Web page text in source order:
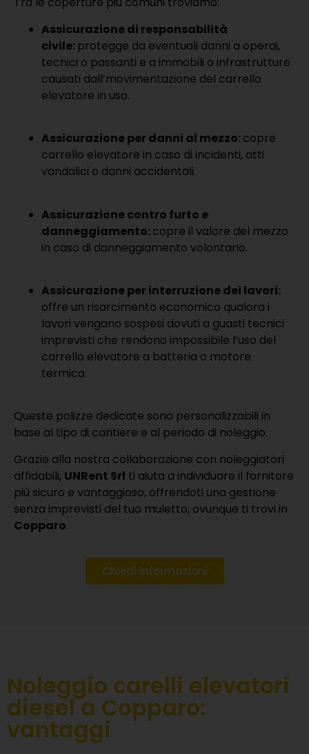
Assicurazione di responsabilità
civile: protegge da eventuali danni a operai,
tecnici o passanti e a immobili o infrastrutture
causati dall’movimentazione del carrello
elevatore in uso.
Assicurazione per danni al mezzo:copre
carrello elevatore in caso di incidenti, atti
vandalici o danni accidentali.
Assicurazione contro furto e
danneggiamento:copre il valore del mezzo
in caso di danneggiamento volontario.
Assicurazione per interruzione dei lavori:
offre un risarcimento economico qualora i
lavori vengano sospesi dovuti a guasti tecnici
imprevisti che rendono impossibile l’uso del
carrello elevatore a batteria o motore
termico.
Queste polizze dedicate sono personalizzabili in
base al tipo di cantiere e al periodo di noleggio.
Grazie alla nostra collaborazione con noleggiatori
affidabili, UNRent Srl ti aiuta a individuare il fornitore
più sicuro e vantaggioso, offrendoti una gestione
senza imprevisti del tuo muletto, ovunque ti trovi in
Copparo.
Chiedi informazioni
Noleggio carelli elevatori
diesel a Copparo:
vantaggi